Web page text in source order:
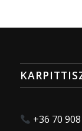
+36 70